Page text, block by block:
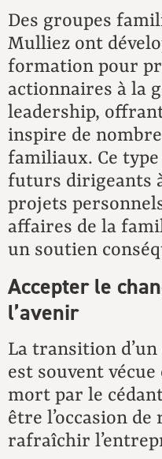
Des groupes
Mulliez ont
formation pour
actionnaires à la
leadership,
inspire de
familiaux. Ce
futurs dirigeants
projets
affaires de la
un soutien
Accepter le
l’avenir
La transition
est souvent
mort par le
être l’occasion
rafraîchir